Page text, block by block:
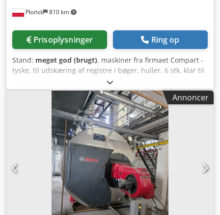
Płońsk 810 km
Prisoplysninger Ring op
Stand: meget god (brugt), maskiner fra firmaet Compart -
tyske, til udskæring af registre i bøger, huller. 6 stk. klar til
brug Dkjdpfxewm Hn Uo Amisr
Annoncer